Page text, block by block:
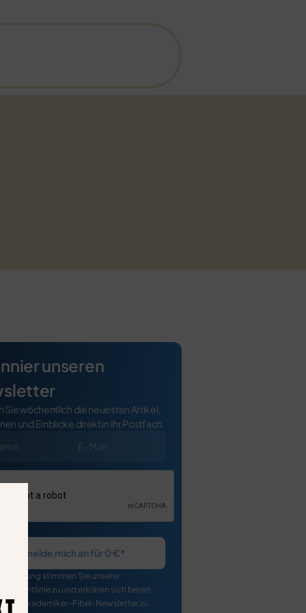
unseren
Sie wöchentlich die neuesten Artikel,
und Einblicke direkt in Ihr Postfach.
Ich melde mich an für 0 €*
stimmen Sie unserer
zu und erklären sich bereit,
vom Akademiker-Fibel-Newsletter zu